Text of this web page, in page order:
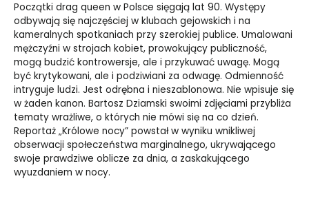
Początki drag queen w Polsce sięgają lat 90. Występy
odbywają się najczęściej w klubach gejowskich i na
kameralnych spotkaniach przy szerokiej publice. Umalowani
mężczyźni w strojach kobiet, prowokujący publiczność,
mogą budzić kontrowersje, ale i przykuwać uwagę. Mogą
być krytykowani, ale i podziwiani za odwagę. Odmienność
intryguje ludzi. Jest odrębna i nieszablonowa. Nie wpisuje się
w żaden kanon. Bartosz Dziamski swoimi zdjęciami przybliża
tematy wrażliwe, o których nie mówi się na co dzień.
Reportaż „Królowe nocy” powstał w wyniku wnikliwej
obserwacji społeczeństwa marginalnego, ukrywającego
swoje prawdziwe oblicze za dnia, a zaskakującego
wyuzdaniem w nocy.